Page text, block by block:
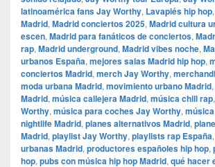
latinoamérica fans Jay Worthy, Lavapiés hip hop,
Madrid, Madrid conciertos 2025, Madrid cultura
escen, Madrid para fanáticos de conciertos,
rap, Madrid underground, Madrid vibes noche,
urbanos España, mejores salas Madrid hip hop,
conciertos Madrid, merch Jay Worthy,
moda urbana Madrid, movimiento urbano Madrid,
Madrid, música callejera Madrid, música chill rap,
Worthy, música para coches Jay Worthy,
nightlife Madrid, planes alternativos Madrid,
Madrid, playlist Jay Worthy, playlists rap España,
urbanas Madrid, productores españoles hip hop,
hop, pubs con música hip hop Madrid, qué hacer